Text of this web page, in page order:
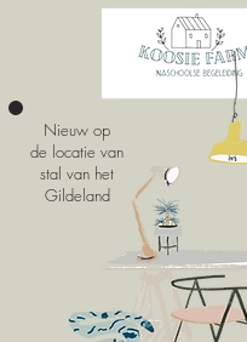
Nieuw op
de locatie van
stal van het
Gildeland